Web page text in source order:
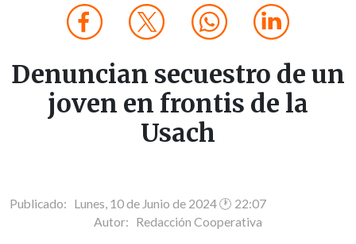
Denuncian secuestro de un
joven en frontis de la
Usach
Publicado: Lunes, 10 de Junio de 2024 🕐 22:07
Autor: Redacción Cooperativa